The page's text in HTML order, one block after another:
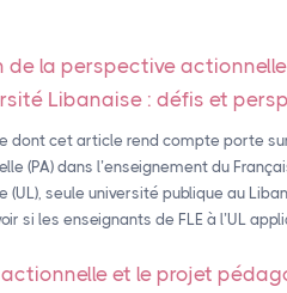
de la perspective
Libanaise : défis et
dont cet article rend compte porte
(PA) dans l’enseignement du
(UL), seule université publique au
si les enseignants de FLE à l’UL
et le projet